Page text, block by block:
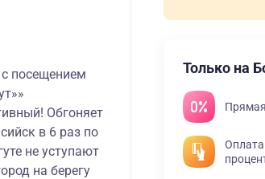
с посещением
Обгоняет
в 6 раз по
не уступают
на берегу
Только на
Оплата